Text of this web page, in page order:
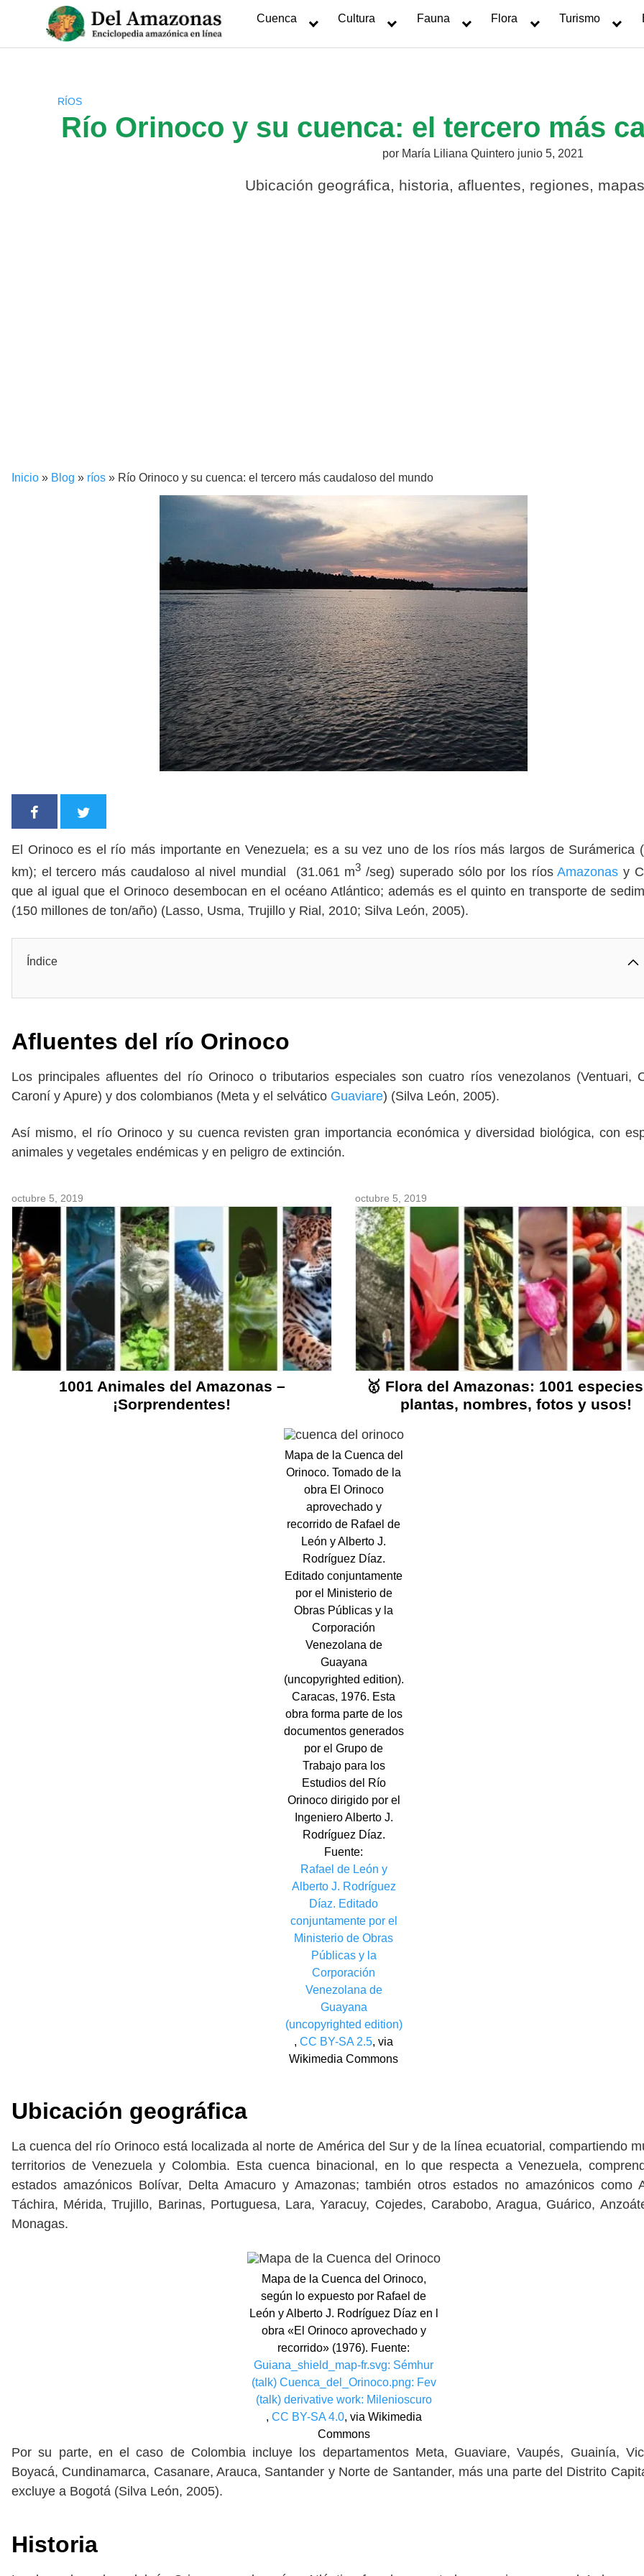
Cuenca Cultura Fauna Flora Turismo
RÍOS
Río Orinoco y su cuenca: el tercero más
por María Liliana Quintero junio 5, 2021
Ubicación geográfica, historia, afluentes, regiones,
Inicio » Blog » ríos » Río Orinoco y su cuenca: el tercero más caudaloso del mundo
El Orinoco es el río más importante en Venezuela; es a su vez uno de los ríos más largos de Surámerica
km); el tercero más caudaloso al nivel mundial (31.061 m3 /seg) superado sólo por los ríosAmazonas y
que al igual que el Orinoco desembocan en el océano Atlántico; además es el quinto en transporte de
(150 millones de ton/año) (Lasso, Usma, Trujillo y Rial, 2010; Silva León, 2005).
Índice
Afluentes del río Orinoco
Los principales afluentes del río Orinoco o tributarios especiales son cuatro ríos venezolanos (Ventuari,
Caroní y Apure) y dos colombianos (Meta y el selvático Guaviare) (Silva León, 2005).
Así mismo, el río Orinoco y su cuenca revisten gran importancia económica y diversidad biológica, con
animales y vegetales endémicas y en peligro de extinción.
octubre 5, 2019
1001 Animales del Amazonas –
¡Sorprendentes!
octubre 5, 2019
🥇 Flora del Amazonas: 1001
plantas, nombres, fotos y usos!
Mapa de la Cuenca del
Orinoco. Tomado de la
obra El Orinoco
aprovechado y
recorrido de Rafael de
León y Alberto J.
Rodríguez Díaz.
Editado conjuntamente
por el Ministerio de
Obras Públicas y la
Corporación
Venezolana de
Guayana
(uncopyrighted edition).
Caracas, 1976. Esta
obra forma parte de los
documentos generados
por el Grupo de
Trabajo para los
Estudios del Río
Orinoco dirigido por el
Ingeniero Alberto J.
Rodríguez Díaz.
Fuente:
Rafael de León y
Alberto J. Rodríguez
Díaz. Editado
conjuntamente por el
Ministerio de Obras
Públicas y la
Corporación
Venezolana de
Guayana
(uncopyrighted edition)
,CC BY-SA 2.5, via
Wikimedia Commons
Ubicación geográfica
La cuenca del río Orinoco está localizada al norte de América del Sur y de la línea ecuatorial, compartiendo
territorios de Venezuela y Colombia. Esta cuenca binacional, en lo que respecta a Venezuela,
estados amazónicos Bolívar, Delta Amacuro y Amazonas; también otros estados no amazónicos como
Táchira, Mérida, Trujillo, Barinas, Portuguesa, Lara, Yaracuy, Cojedes, Carabobo, Aragua, Guárico,
Monagas.
Mapa de la Cuenca del Orinoco,
según lo expuesto por Rafael de
León y Alberto J. Rodríguez Díaz en l
obra «El Orinoco aprovechado y
recorrido» (1976). Fuente:
Guiana_shield_map-fr.svg: Sémhur
(talk) Cuenca_del_Orinoco.png: Fev
(talk) derivative work: Milenioscuro
, CC BY-SA 4.0, via Wikimedia
Commons
Por su parte, en el caso de Colombia incluye los departamentos Meta, Guaviare, Vaupés, Guainía,
Boyacá, Cundinamarca, Casanare, Arauca, Santander y Norte de Santander, más una parte del Distrito
excluye a Bogotá (Silva León, 2005).
Historia